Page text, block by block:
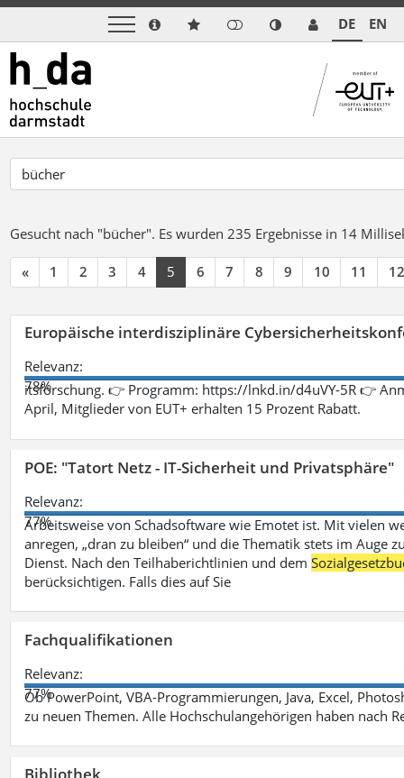
DE EN
Gesucht nach "bücher". Es wurden 235 Ergebnisse in 14
« 1 2 3 4 5 6 7 8 9 10 11 12
Europäische interdisziplinäre
Relevanz:
78%
itsforschung. 👉 Programm: https://lnkd.in/d4uVY-5R 👉
April, Mitglieder von EUT+ erhalten 15 Prozent Rabatt.
POE: "Tatort Netz - IT-Sicherheit und Privatsphäre"
Relevanz:
77%
Arbeitsweise von Schadsoftware wie Emotet ist. Mit vielen
anregen, „dran zu bleiben“ und die Thematik stets im
Dienst. Nach den Teilhaberichtlinien und dem
berücksichtigen. Falls dies auf Sie
Fachqualifikationen
Relevanz:
77%
Ob PowerPoint, VBA-Programmierungen, Java, Excel,
zu neuen Themen. Alle Hochschulangehörigen haben nach